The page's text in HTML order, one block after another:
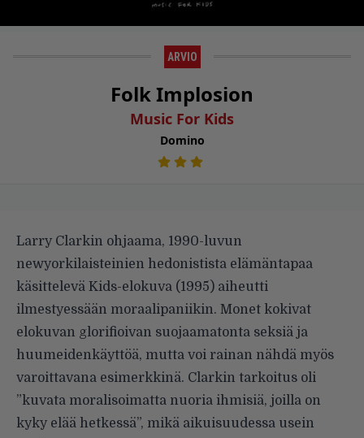
ARVIO
Folk Implosion
Music For Kids
Domino
Larry Clarkin ohjaama, 1990-luvun
newyorkilaisteinien hedonistista elämäntapaa
käsittelevä Kids-elokuva (1995) aiheutti
ilmestyessään moraalipaniikin. Monet kokivat
elokuvan glorifioivan suojaamatonta seksiä ja
huumeidenkäyttöä, mutta voi rainan nähdä myös
varoittavana esimerkkinä. Clarkin tarkoitus oli
”kuvata moralisoimatta nuoria ihmisiä, joilla on
kyky elää hetkessä”, mikä aikuisuudessa usein